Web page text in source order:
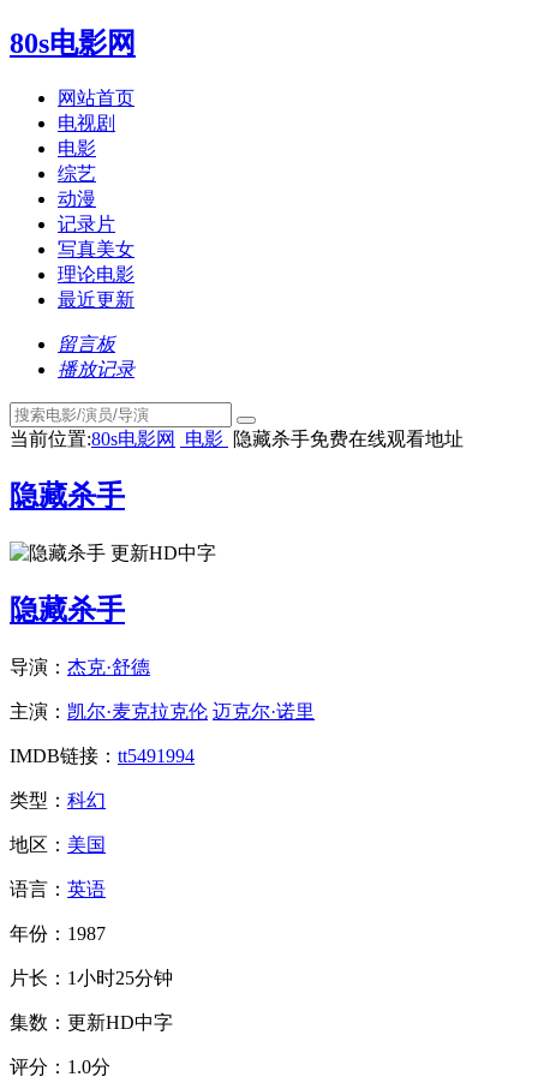
80s电影网
网站首页
电视剧
电影
综艺
动漫
记录片
写真美女
理论电影
最近更新
留言板
播放记录
当前位置:80s电影网 电影 隐藏杀手免费在线观看地址
隐藏杀手
更新HD中字
隐藏杀手
导演： 杰克·舒德
主演： 凯尔·麦克拉克伦 迈克尔·诺里
IMDB链接： tt5491994
类型： 科幻
地区： 美国
语言： 英语
年份： 1987
片长： 1小时25分钟
集数： 更新HD中字
评分： 1.0分